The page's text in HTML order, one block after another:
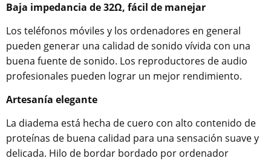
Baja impedancia de 32Ω, fácil de manejar
Los teléfonos móviles y los ordenadores en general
pueden generar una calidad de sonido vívida con una
buena fuente de sonido. Los reproductores de audio
profesionales pueden lograr un mejor rendimiento.
Artesanía elegante
La diadema está hecha de cuero con alto contenido de
proteínas de buena calidad para una sensación suave y
delicada. Hilo de bordar bordado por ordenador